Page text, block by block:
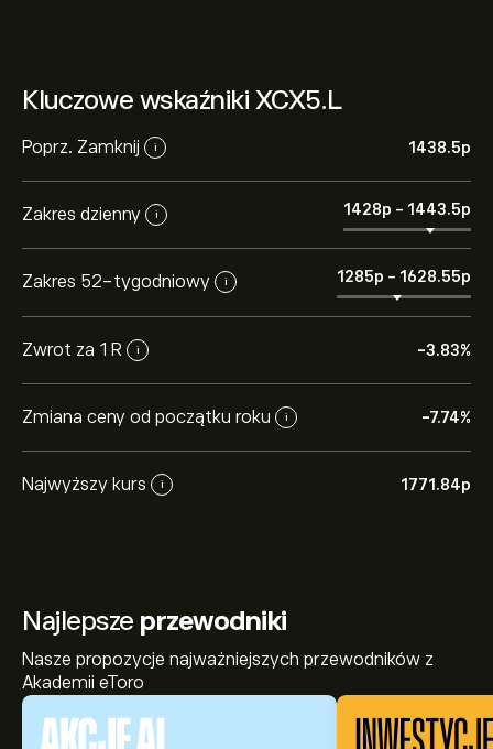
Kluczowe wskaźniki XCX5.L
Poprz. Zamknij i 1438.5‎p‎
Zakres dzienny i 1428‎p‎ - 1443.5‎p‎
Zakres 52-tygodniowy i 1285‎p‎ - 1628.55‎p‎
Zwrot za 1 R i -3.83%
Zmiana ceny od początku roku i -7.74%
Najwyższy kurs i 1771.84‎p‎
Najlepsze przewodniki
Nasze propozycje najważniejszych przewodników z
Akademii eToro